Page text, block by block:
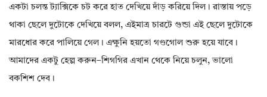
একটা চলন্ত ট্যাক্সিকে চট করে হাত দেখিয়ে দাঁড় করিয়ে দিল। রাস্তায় পড়ে
থাকা ছেলে দুটোকে দেখিয়ে বলল, এইমাত্র চারটে গুন্ডা এই ছেলে দুটোকে
মারধোর করে পালিয়ে গেল। এক্ষুনি হয়তো গণ্ডগোল শুরু হয়ে যাবে।
আমাদের একটু হেল্প করুন–শিগগির এখান থেকে নিয়ে চলুন, ভালো
বকশিশ দেব।